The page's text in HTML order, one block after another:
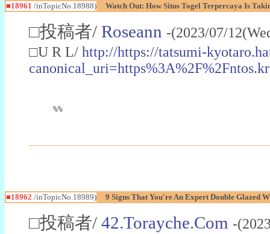
■18961 /inTopicNo.18988) Watch Out: How Situs Togel Terpercaya Is
□投稿者/ Roseann -(2023/07/
□U R L/ http://https://tatsumi-
%%
■18962 /inTopicNo.18989) 9 Signs That You're An Expert Double Glazed
□投稿者/ 42.Torayche.Com -